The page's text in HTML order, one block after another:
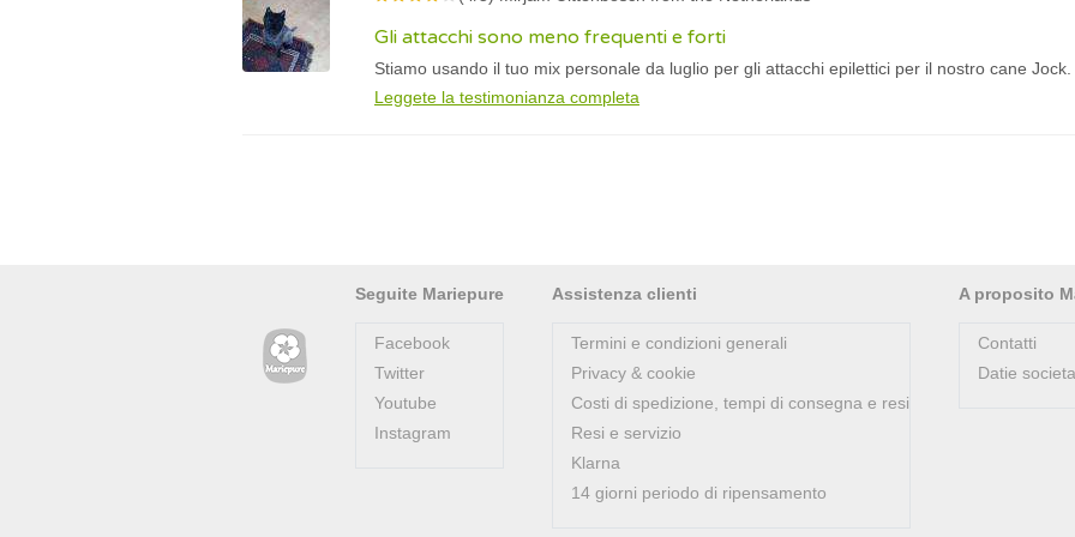
Gli attacchi sono meno frequenti e forti
Stiamo usando il tuo mix personale da luglio per gli attacchi epilettici per il nostro cane Jock.
Leggete la testimonianza completa
Seguite Mariepure
Facebook
Twitter
Youtube
Instagram
Assistenza clienti
Termini e condizioni generali
Privacy & cookie
Costi di spedizione, tempi di consegna e resi
Resi e servizio
Klarna
14 giorni periodo di ripensamento
A proposito
Contatti
Datie